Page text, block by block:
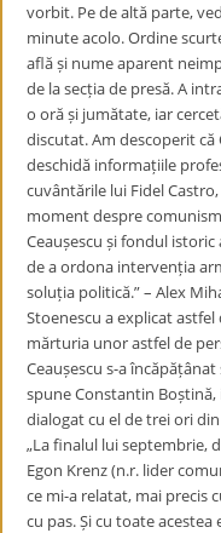
vorbit. Pe de altă parte,
minute acolo. Ordine
află și nume aparent
de la secția de presă. A
o oră și jumătate, iar
discutat. Am descoperit că
deschidă informațiile
cuvântările lui Fidel
moment despre
Ceaușescu și fondul istoric
de a ordona intervenția
soluția politică.” – Alex
Stoenescu a explicat
mărturia unor astfel de
Ceaușescu s-a
spune Constantin
dialogat cu el de trei ori
„La finalul lui septembrie,
Egon Krenz (n.r. lider
ce mi-a relatat, mai precis
cu pas. Și cu toate